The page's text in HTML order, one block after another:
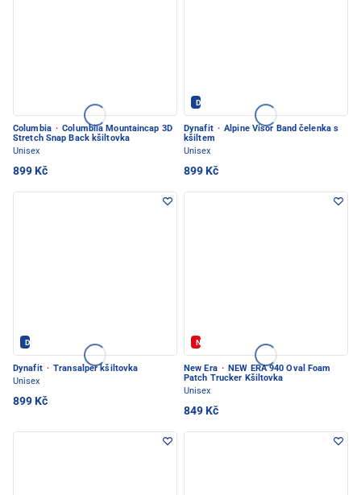
Columbia · Columbiia Mountaincap 3D
Stretch Snap Back kšiltovka
Unisex
899 Kč
Dynafit - PEC POD SNĚŽKOU
Dynafit · Alpine Visor Band čelenka s
kšiltem
Unisex
899 Kč
Dynafit - PEC POD SNĚŽKOU
Dynafit · Transalper kšiltovka
Unisex
899 Kč
Novinka
New Era · NEW ERA 940 Oval Foam
Patch Trucker Kšiltovka
Unisex
849 Kč